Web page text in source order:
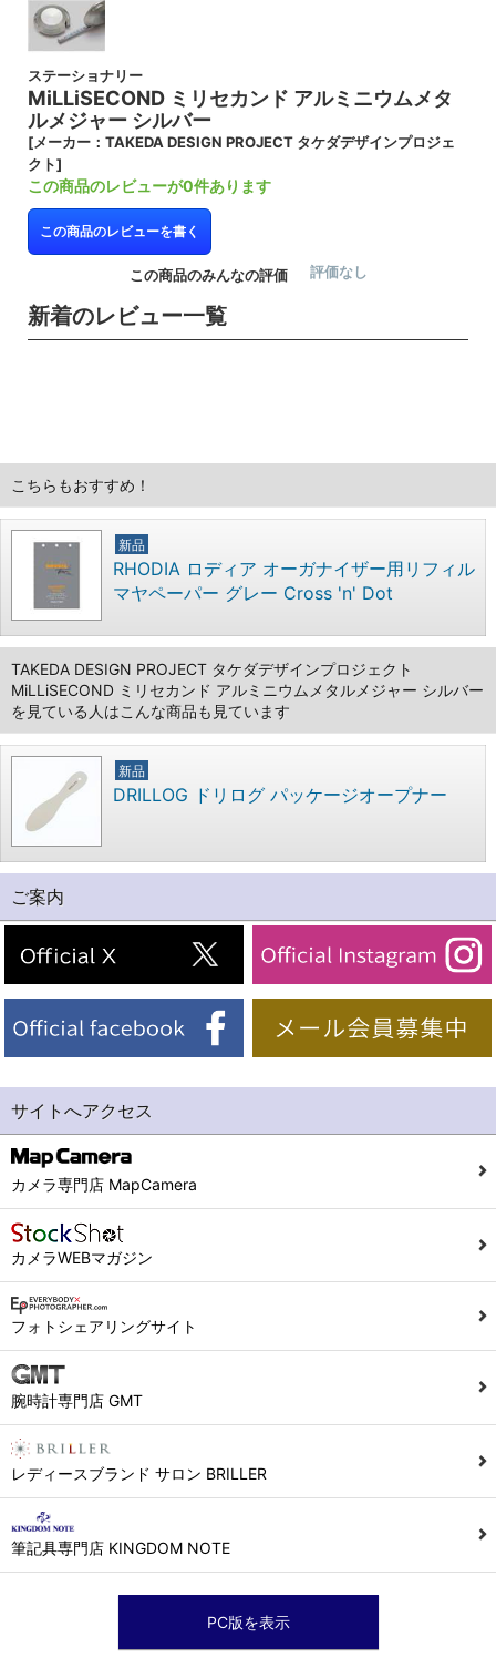
ステーショナリー
MiLLiSECOND ミリセカンド アルミニウムメタ
ルメジャー シルバー
[メーカー：TAKEDA DESIGN PROJECT タケダデザインプロジェ
クト]
この商品のレビューが0件あります
この商品のレビューを書く
この商品のみんなの評価 評価なし
新着のレビュー一覧
こちらもおすすめ！
新品
RHODIA ロディア オーガナイザー用リフィル
マヤペーパー グレー Cross 'n' Dot
TAKEDA DESIGN PROJECT タケダデザインプロジェクト
MiLLiSECOND ミリセカンド アルミニウムメタルメジャー シルバー
を見ている人はこんな商品も見ています
新品
DRILLOG ドリログ パッケージオープナー
ご案内
サイトへアクセス
カメラ専門店 MapCamera
カメラWEBマガジン
フォトシェアリングサイト
腕時計専門店 GMT
レディースブランド サロン BRILLER
筆記具専門店 KINGDOM NOTE
PC版を表示